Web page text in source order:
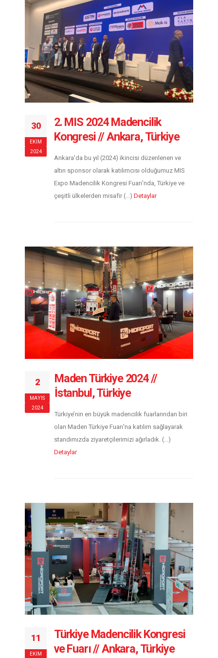
30
EKIM
2024
2. MIS 2024 Madencilik
Kongresi // Ankara, Türkiye
Ankara'da bu yıl (2024) ikincisi düzenlenen ve
altın sponsor olarak katılımcısı olduğumuz MIS
Expo Madencilik Kongresi Fuarı'nda, Türkiye ve
çeşitli ülkelerden misafir (...) Detaylar
2
MAYIS
2024
Maden Türkiye 2024 //
İstanbul, Türkiye
Türkiye’nin en büyük madencilik fuarlarından biri
olan Maden Türkiye Fuarı'na katılım sağlayarak
standımızda ziyaretçilerimizi ağırladık. (...)
Detaylar
11
EKIM
Türkiye Madencilik Kongresi
ve Fuarı // Ankara, Türkiye